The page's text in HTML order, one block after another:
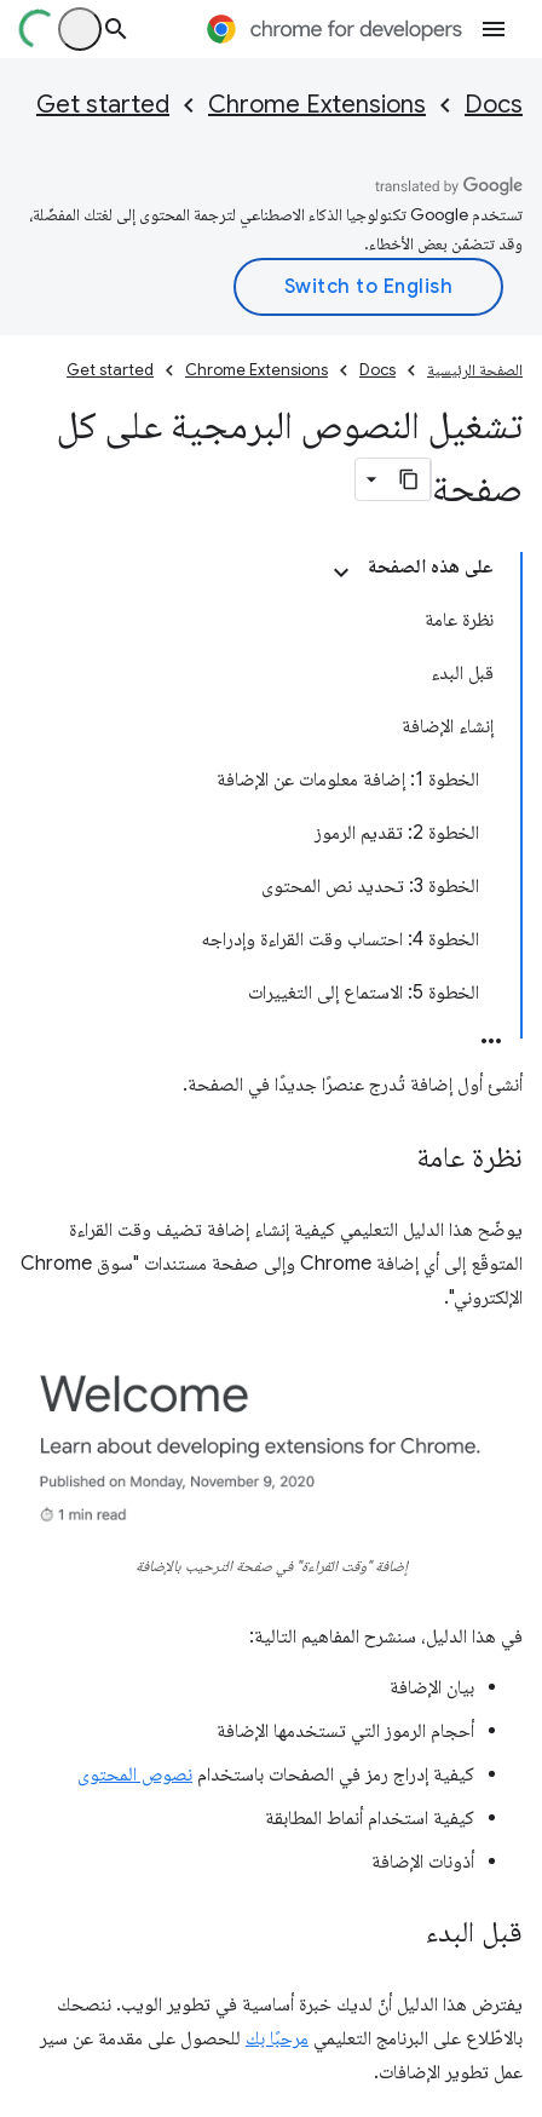
Docs
Chrome Extensions
Get started
تستخدم Google تكنولوجيا الذكاء الاصطناعي لترجمة المحتوى إلى لغتك المفضّلة،
وقد تتضمّن بعض الأخطاء.
الصفحة الرئيسية Docs
Chrome Extensions
Get started
تشغيل النصوص البرمجية على كل
صفحة
على هذه الصفحة
نظرة عامة
قبل البدء
إنشاء الإضافة
الخطوة 1: إضافة معلومات عن الإضافة
الخطوة 2: تقديم الرموز
الخطوة 3: تحديد نص المحتوى
الخطوة 4: احتساب وقت القراءة وإدراجه
الخطوة 5: الاستماع إلى التغييرات
أنشئ أول إضافة تُدرج عنصرًا جديدًا في الصفحة.
نظرة عامة
يوضّح هذا الدليل التعليمي كيفية إنشاء إضافة تضيف وقت القراءة
المتوقّع إلى أي إضافة Chrome وإلى صفحة مستندات "سوق Chrome
الإلكتروني".
إضافة "وقت القراءة" في صفحة الترحيب بالإضافة
في هذا الدليل، سنشرح المفاهيم التالية:
بيان الإضافة
أحجام الرموز التي تستخدمها الإضافة
كيفية إدراج رمز في الصفحات باستخدام نصوص المحتوى
كيفية استخدام أنماط المطابقة
أذونات الإضافة
قبل البدء
يفترض هذا الدليل أنّ لديك خبرة أساسية في تطوير الويب. ننصحك
بالاطّلاع على البرنامج التعليمي مرحبًا بك للحصول على مقدمة عن سير
عمل تطوير الإضافات.